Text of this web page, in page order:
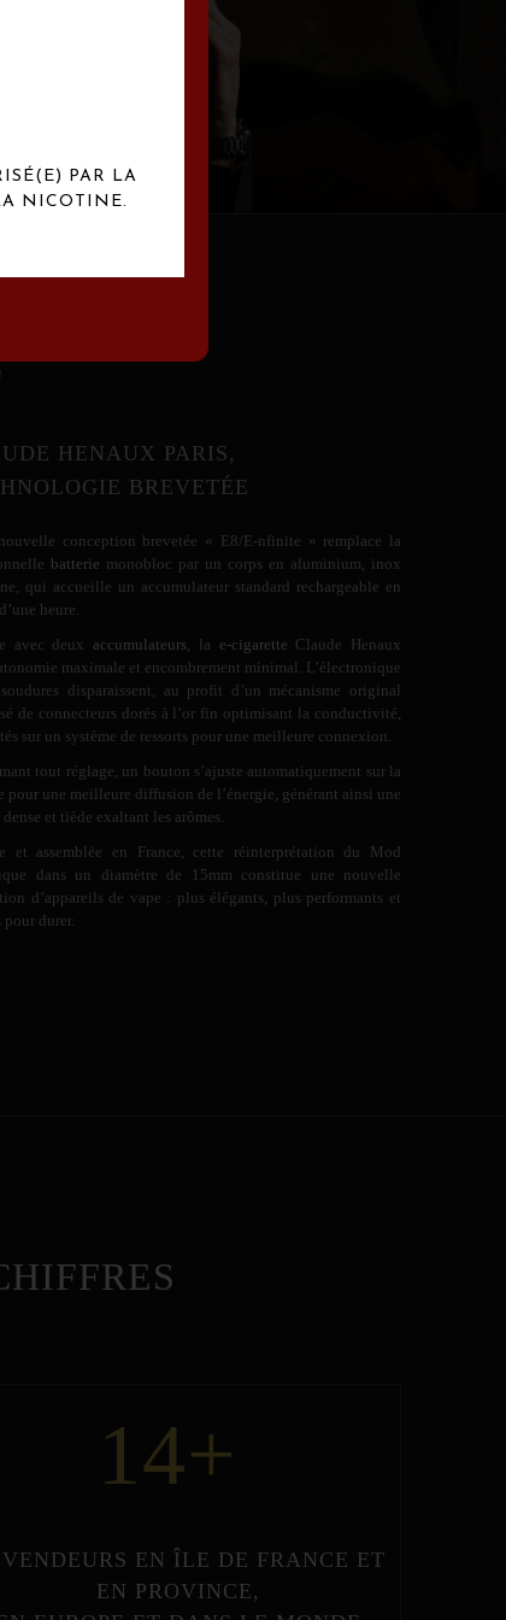
HENAUX PARIS,
BREVETÉE
conception brevetée « E8/E-nfinite » remplace la
batterie monobloc par un corps en aluminium, inox
qui accueille un accumulateur standard rechargeable en
heure.
avec deux accumulateurs , la e-cigarette Claude Henaux
maximale et encombrement minimal. L’électronique
disparaissent, au profit d’un mécanisme original
de connecteurs dorés à l’or fin optimisant la conductivité,
sur un système de ressorts pour une meilleure connexion.
tout réglage, un bouton s’ajuste automatiquement sur la
pour une meilleure diffusion de l’énergie, générant ainsi une
et tiède exaltant les arômes.
et assemblée en France, cette réinterprétation du Mod
dans un diamètre de 15mm constitue une nouvelle
d’appareils de vape : plus élégants, plus performants et
pour durer.
14+
EN ÎLE DE FRANCE ET
EN PROVINCE,
PAR LA
NICOTINE.